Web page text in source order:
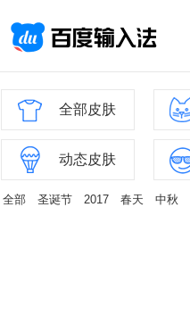
全部皮肤
动态皮肤
全部 圣诞节 2017 春天 中秋